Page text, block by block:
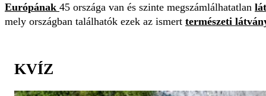
Európának 45 országa van és szinte megszámlálhatatlan
mely országban találhatók ezek az ismert természeti
KVÍZ